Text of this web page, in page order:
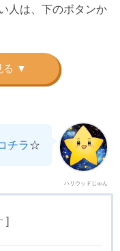
人は、下のボタンか
ハリウッドじゅん
チラ☆
]